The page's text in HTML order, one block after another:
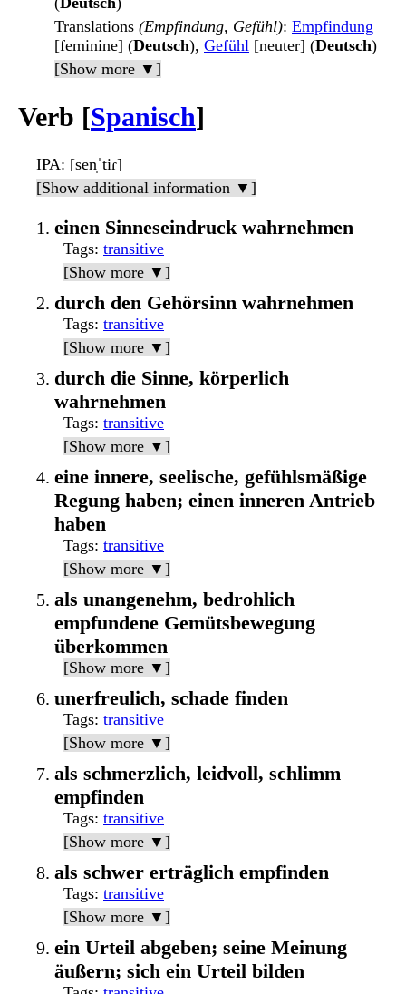
Translations (Empfindung, Gefühl): Empfindung
[feminine] (Deutsch), Gefühl [neuter] (Deutsch)
[Show more ▼]
Verb [Spanisch]
IPA: [sen̩ˈtiɾ]
[Show additional information ▼]
einen Sinneseindruck wahrnehmen
Tags: transitive
[Show more ▼]
durch den Gehörsinn wahrnehmen
Tags: transitive
[Show more ▼]
durch die Sinne, körperlich
wahrnehmen
Tags: transitive
[Show more ▼]
eine innere, seelische, gefühlsmäßige
Regung haben; einen inneren Antrieb
haben
Tags: transitive
[Show more ▼]
als unangenehm, bedrohlich
empfundene Gemütsbewegung
überkommen
[Show more ▼]
unerfreulich, schade finden
Tags: transitive
[Show more ▼]
als schmerzlich, leidvoll, schlimm
empfinden
Tags: transitive
[Show more ▼]
als schwer erträglich empfinden
Tags: transitive
[Show more ▼]
ein Urteil abgeben; seine Meinung
äußern; sich ein Urteil bilden